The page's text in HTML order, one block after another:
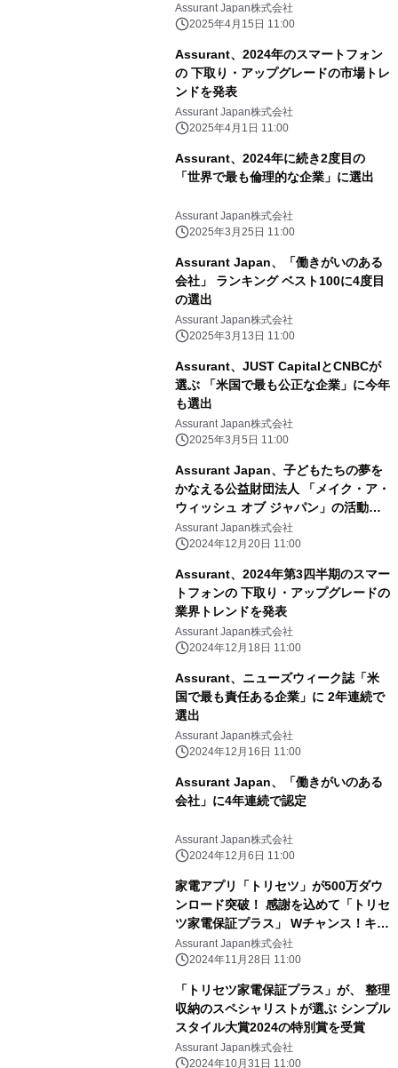
Assurant Japan株式会社
2025年4月15日 11:00
Assurant、2024年のスマートフォン
の 下取り・アップグレードの市場トレ
ンドを発表
Assurant Japan株式会社
2025年4月1日 11:00
Assurant、2024年に続き2度目の
「世界で最も倫理的な企業」に選出
Assurant Japan株式会社
2025年3月25日 11:00
Assurant Japan、「働きがいのある
会社」 ランキング ベスト100に4度目
の選出
Assurant Japan株式会社
2025年3月13日 11:00
Assurant、JUST CapitalとCNBCが
選ぶ 「米国で最も公正な企業」に今年
も選出
Assurant Japan株式会社
2025年3月5日 11:00
Assurant Japan、子どもたちの夢を
かなえる公益財団法人 「メイク・ア・
ウィッシュ オブ ジャパン」の活動を
支援
Assurant Japan株式会社
2024年12月20日 11:00
Assurant、2024年第3四半期のスマー
トフォンの 下取り・アップグレードの
業界トレンドを発表
Assurant Japan株式会社
2024年12月18日 11:00
Assurant、ニューズウィーク誌「米
国で最も責任ある企業」に 2年連続で
選出
Assurant Japan株式会社
2024年12月16日 11:00
Assurant Japan、「働きがいのある
会社」に4年連続で認定
Assurant Japan株式会社
2024年12月6日 11:00
家電アプリ「トリセツ」が500万ダウ
ンロード突破！ 感謝を込めて「トリセ
ツ家電保証プラス」 Wチャンス！キャ
ンペーンを12月1日より実施
Assurant Japan株式会社
2024年11月28日 11:00
「トリセツ家電保証プラス」が、 整理
収納のスペシャリストが選ぶ シンプル
スタイル大賞2024の特別賞を受賞
Assurant Japan株式会社
2024年10月31日 11:00